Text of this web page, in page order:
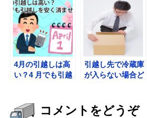
ウ教えます
な引越し業者
4月の引越しは高
い？4 月でも引越
引越し先で冷蔵庫
が入らない場合ど
コメントをどうぞ